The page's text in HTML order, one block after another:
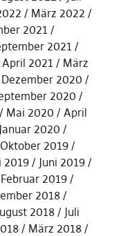
März 2022
2021
2021
April 2021
März
Dezember 2020
2020
Mai 2020
April
Januar 2020
Oktober 2019
2019
Juni 2019
Februar 2019
2018
2018
Juli
März 2018